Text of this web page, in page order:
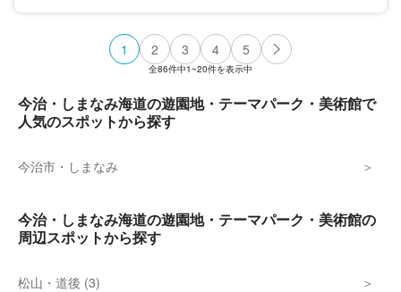
1 2 3 4 5
全86件中1~20件を表示中
今治・しまなみ海道の遊園地・テーマパーク・美術館で
人気のスポットから探す
今治市・しまなみ
今治・しまなみ海道の遊園地・テーマパーク・美術館の
周辺スポットから探す
松山・道後 (3)